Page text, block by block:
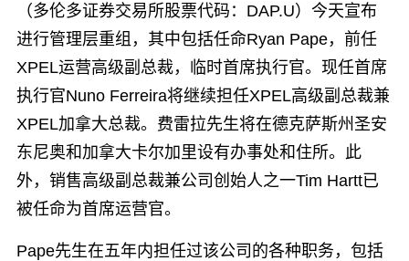
（多伦多证券交易所股票代码：DAP.U）今天宣布
进行管理层重组，其中包括任命Ryan Pape，前任
XPEL运营高级副总裁，临时首席执行官。现任首席
执行官Nuno Ferreira将继续担任XPEL高级副总裁兼
XPEL加拿大总裁。费雷拉先生将在德克萨斯州圣安
东尼奥和加拿大卡尔加里设有办事处和住所。此
外，销售高级副总裁兼公司创始人之一Tim Hartt已
被任命为首席运营官。
Pape先生在五年内担任过该公司的各种职务，包括